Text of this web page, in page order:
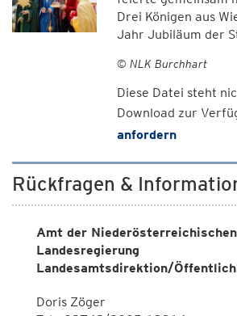
Drei Königen aus
Jahr Jubiläum der
© NLK Burchhart
Diese Datei steht
Download zur
anfordern
Rückfragen &
Amt der Niederösterreichischen
Landesregierung
Landesamtsdirektion/
Doris Zöger